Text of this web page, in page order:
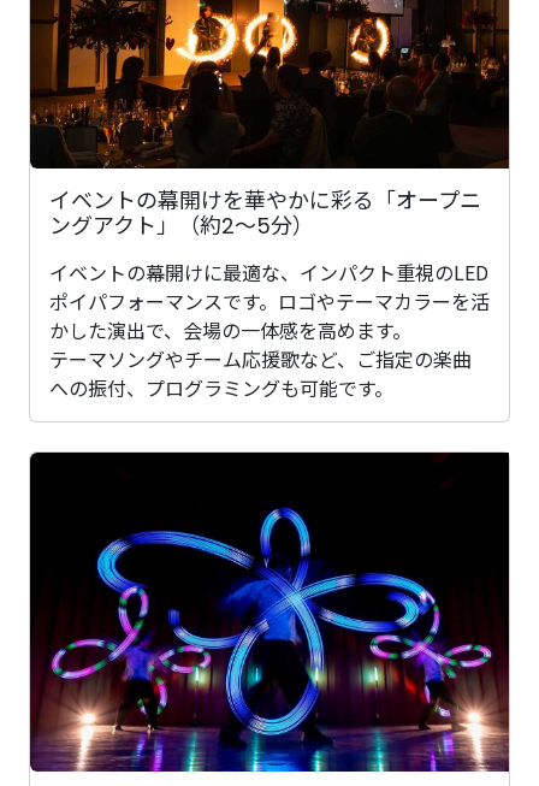
イベントの幕開けを華やかに彩る「オープニ
ングアクト」（約2～5分）
イベントの幕開けに最適な、インパクト重視のLED
ポイパフォーマンスです。ロゴやテーマカラーを活
かした演出で、会場の一体感を高めます。
テーマソングやチーム応援歌など、ご指定の楽曲
への振付、プログラミングも可能です。